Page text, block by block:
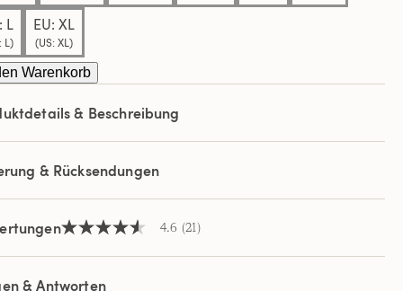
L
L)
EU: XL
(US: XL)
Warenkorb
& Beschreibung
& Rücksendungen
4.6
5
Sternen,
4.6 (21)
& Antworten